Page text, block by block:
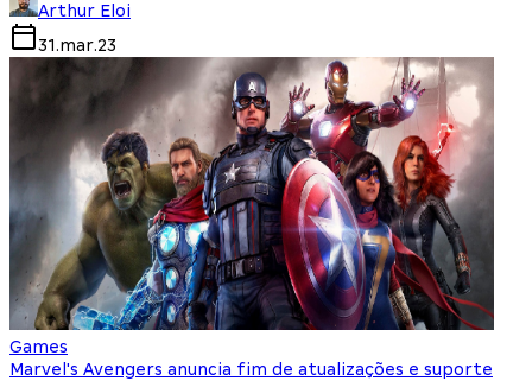
Arthur Eloi
31.mar.23
Games
Marvel's Avengers anuncia fim de atualizações e suporte